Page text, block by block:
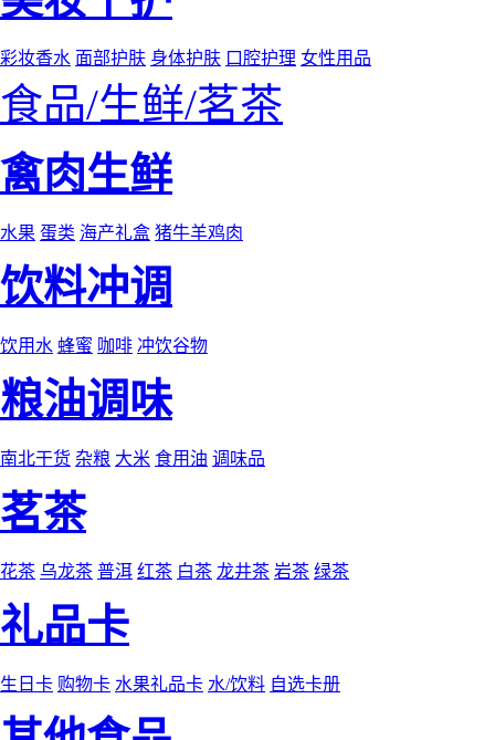
彩妆香水 面部护肤 身体护肤 口腔护理 女性用品
食品/生鲜/茗茶
禽肉生鲜
水果 蛋类 海产礼盒 猪牛羊鸡肉
饮料冲调
饮用水 蜂蜜 咖啡 冲饮谷物
粮油调味
南北干货 杂粮 大米 食用油 调味品
茗茶
花茶 乌龙茶 普洱 红茶 白茶 龙井茶 岩茶 绿茶
礼品卡
生日卡 购物卡 水果礼品卡 水/饮料 自选卡册